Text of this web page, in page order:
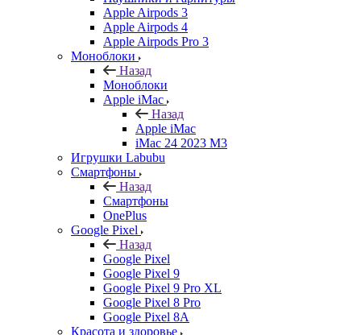
Apple Airpods 3
Apple Airpods 4
Apple Airpods Pro 3
Моноблоки
Назад
Моноблоки
Apple iMac
Назад
Apple iMac
iMac 24 2023 M3
Игрушки Labubu
Смартфоны
Назад
Смартфоны
OnePlus
Google Pixel
Назад
Google Pixel
Google Pixel 9
Google Pixel 9 Pro XL
Google Pixel 8 Pro
Google Pixel 8A
Красота и здоровье